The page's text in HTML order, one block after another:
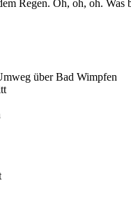
Regen. Oh, oh, oh. Was
über Bad Wimpfen